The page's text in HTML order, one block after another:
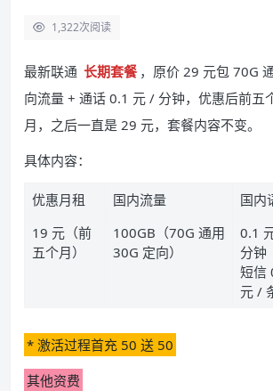
1,322次阅读
最新联通 长期套餐 ，原价 29 元包 70G
向流量 + 通话 0.1 元 / 分钟，优惠后前五
月，之后一直是 29 元，套餐内容不变。
具体内容：
优惠月租 国内流量 国内
19 元（前
五个月）
100GB（70G 通用
30G 定向）
0.1
分钟
短信
元 /
* 激活过程首充 50 送 50
其他资费